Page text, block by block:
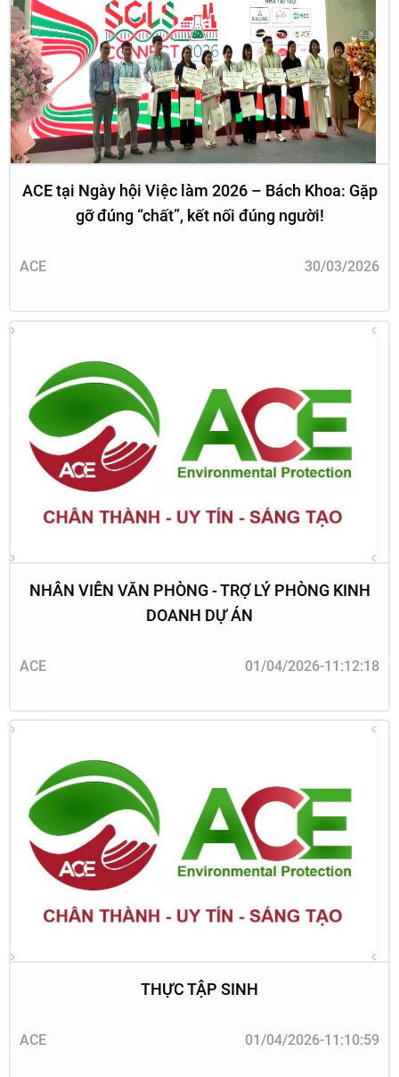
ACE tại Ngày hội Việc làm 2026 – Bách Khoa: Gặp
gỡ đúng “chất”, kết nối đúng người!
ACE 30/03/2026
NHÂN VIÊN VĂN PHÒNG - TRỢ LÝ PHÒNG KINH
DOANH DỰ ÁN
ACE 01/04/2026-11:12:18
THỰC TẬP SINH
ACE 01/04/2026-11:10:59